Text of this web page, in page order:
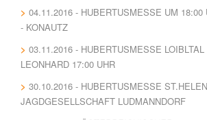
04.11.2016 - HUBERTUSMESSE UM 18:00
- KONAUTZ
03.11.2016 - HUBERTUSMESSE
LEONHARD 17:00 UHR
30.10.2016 - HUBERTUSMESSE
JAGDGESELLSCHAFT LUDMANNDORF